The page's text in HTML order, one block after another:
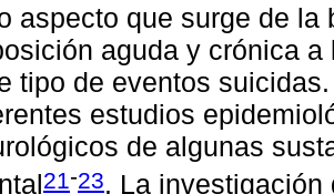
aspecto que surge de
aguda y crónica
tipo de eventos
estudios
de algunas
21-23. La investigación